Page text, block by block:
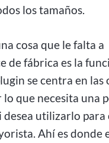
los tamaños.
cosa que le falta a
de fábrica es la
se centra en las
que necesita una
desea utilizarlo
Ahí es donde